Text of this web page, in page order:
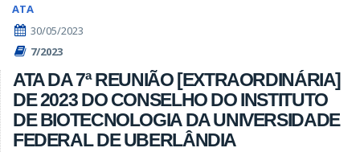
ATA
30/05/2023
7/2023
ATA DA 7ª REUNIÃO [EXTRAORDINÁRIA]
DE 2023 DO CONSELHO DO INSTITUTO
DE BIOTECNOLOGIA DA UNIVERSIDADE
FEDERAL DE UBERLÂNDIA